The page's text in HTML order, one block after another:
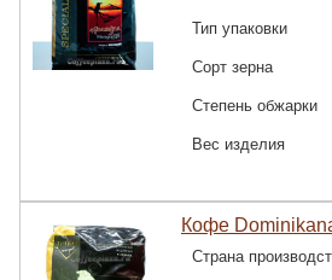
Тип упаковки
Сорт зерна
Степень обжарки
Вес изделия
Кофе
Страна